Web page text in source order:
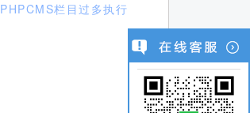
PHPCMS栏目过多执行